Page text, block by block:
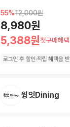
55%12,000원
8,980원
5,388원첫구매혜
로그인 후 할인·적립 혜택을
윙잇Dining